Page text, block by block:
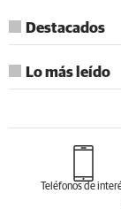
Destacados
Lo más leído
Teléfonos de